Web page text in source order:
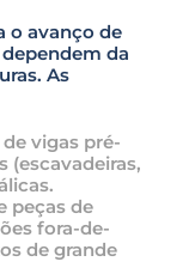
o avanço de
da
As
vigas pré-
(escavadeiras,
peças de
fora-de-
de grande